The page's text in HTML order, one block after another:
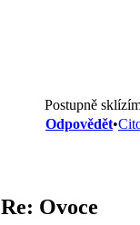
Postupně
Odpovědět•
Re: Ovoce